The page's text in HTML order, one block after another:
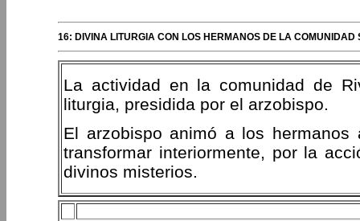
16: DIVINA LITURGIA CON LOS HERMANOS DE LA
La actividad en la comunidad de
liturgia, presidida por el arzobispo.
El arzobispo animó a los
transformar interiormente, por la
divinos misterios.